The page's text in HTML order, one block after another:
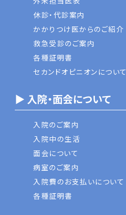
休診・代診案内
かかりつけ医からのご紹介
救急受診のご案内
各種証明書
セカンドオピニオンについて
▶ 入院・面会について
入院のご案内
入院中の生活
面会について
病室のご案内
入院費のお支払いについて
各種証明書